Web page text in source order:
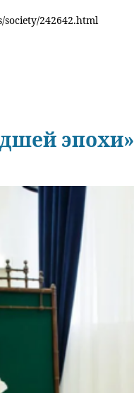
242642.html
эпохи»